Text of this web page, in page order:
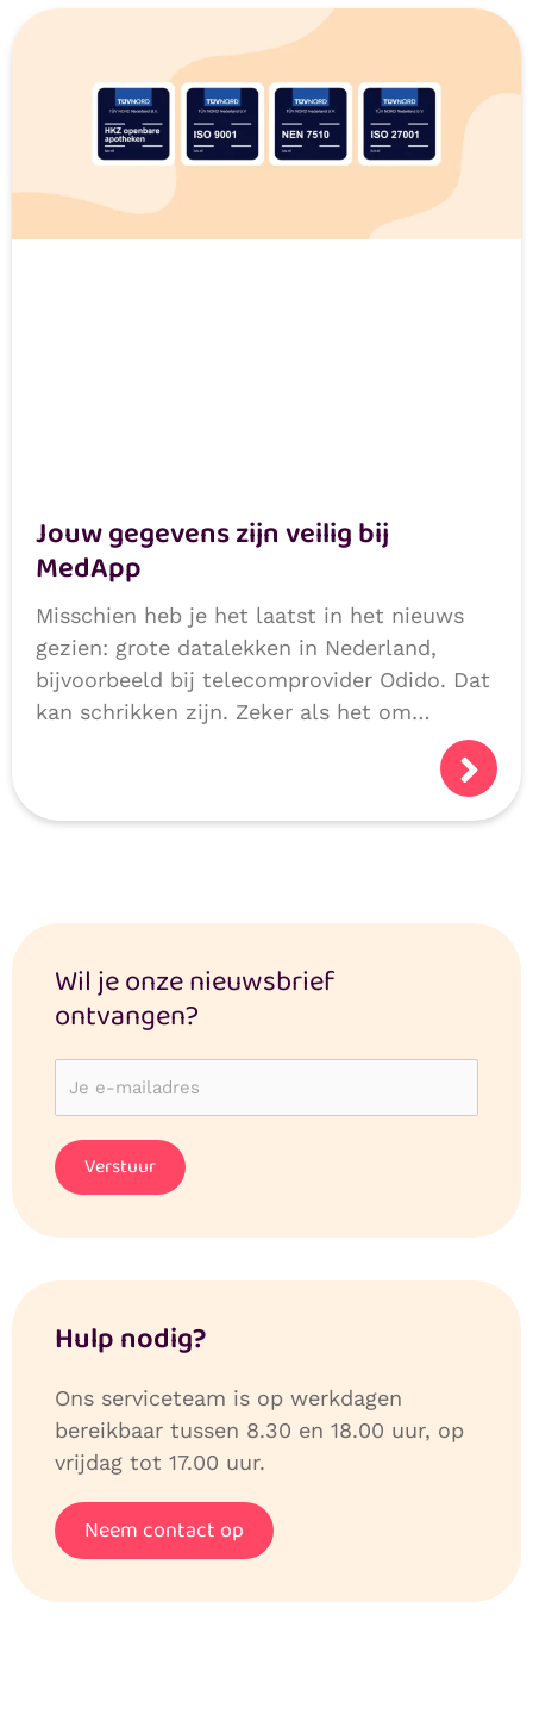
Jouw gegevens zijn veilig bij
MedApp
Misschien heb je het laatst in het nieuws
gezien: grote datalekken in Nederland,
bijvoorbeeld bij telecomprovider Odido. Dat
kan schrikken zijn. Zeker als het om
persoonlijke of medische gegevens gaat.
Logisch dat je je afvraagt: hoe veilig zijn
Wil je onze nieuwsbrief
ontvangen?
Hulp nodig?
Ons serviceteam is op werkdagen
bereikbaar tussen 8.30 en 18.00 uur, op
vrijdag tot 17.00 uur.
Neem contact op